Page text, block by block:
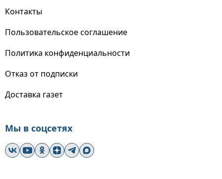
Контакты
Пользовательское соглашение
Политика конфиденциальности
Отказ от подписки
Доставка газет
Мы в соцсетях